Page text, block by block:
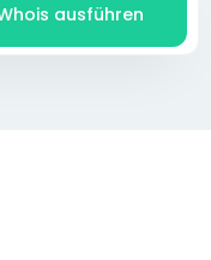
ausführen